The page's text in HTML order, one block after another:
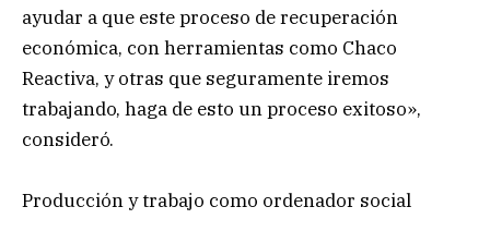
ayudar a que este proceso de recuperación
económica, con herramientas como Chaco
Reactiva, y otras que seguramente iremos
trabajando, haga de esto un proceso exitoso»,
consideró.
Producción y trabajo como ordenador social